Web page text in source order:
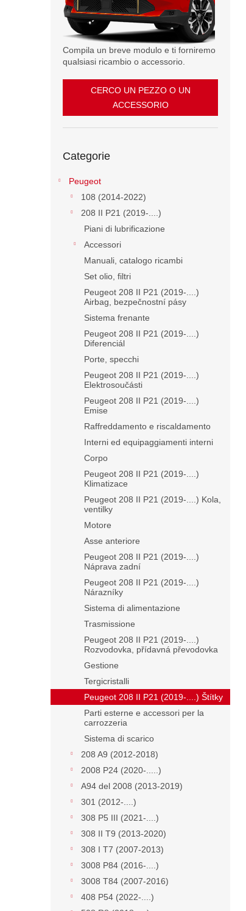
Compila un breve modulo e ti forniremo
qualsiasi ricambio o accessorio.
CERCO UN PEZZO O UN
ACCESSORIO
le
Categorie
Peugeot
108 (2014-2022)
208 II P21 (2019-....)
Piani di lubrificazione
Accessori
Manuali, catalogo ricambi
Set olio, filtri
Peugeot 208 II P21 (2019-....)
Airbag, bezpečnostní pásy
Sistema frenante
Peugeot 208 II P21 (2019-....)
Diferenciál
Porte, specchi
Peugeot 208 II P21 (2019-....)
Elektrosoučásti
Peugeot 208 II P21 (2019-....)
Emise
Raffreddamento e riscaldamento
Interni ed equipaggiamenti interni
Corpo
Peugeot 208 II P21 (2019-....)
Klimatizace
Peugeot 208 II P21 (2019-....) Kola,
ventilky
Motore
Asse anteriore
Peugeot 208 II P21 (2019-....)
Náprava zadní
Peugeot 208 II P21 (2019-....)
Nárazníky
Sistema di alimentazione
Trasmissione
Peugeot 208 II P21 (2019-....)
Rozvodovka, přídavná převodovka
Gestione
Tergicristalli
Peugeot 208 II P21 (2019-....) Štítky
Parti esterne e accessori per la
carrozzeria
Sistema di scarico
208 A9 (2012-2018)
2008 P24 (2020-.....)
A94 del 2008 (2013-2019)
301 (2012-....)
308 P5 III (2021-....)
308 II T9 (2013-2020)
308 I T7 (2007-2013)
3008 P84 (2016-....)
3008 T84 (2007-2016)
408 P54 (2022-....)